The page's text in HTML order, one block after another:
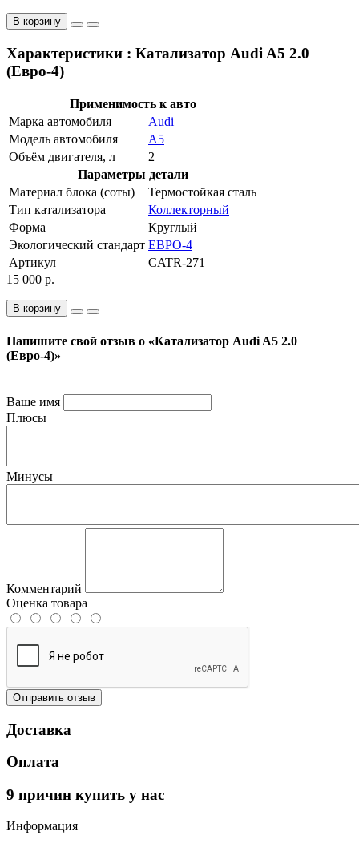
В корзину
Характеристики : Катализатор Audi A5 2.0
(Евро-4)
Применимость к авто
Марка автомобиля
Audi
Модель автомобиля
A5
Объём двигателя, л
2
Параметры детали
Материал блока (соты)
Термостойкая сталь
Тип катализатора
Коллекторный
Форма
Круглый
Экологический стандарт ЕВРО-4
Артикул
CATR-271
15 000 р.
В корзину
Напишите свой отзыв о «Катализатор Audi A5 2.0
(Евро-4)»
Ваше имя
Плюсы
Минусы
Комментарий
Оценка товара
Отправить отзыв
Доставка
Оплата
9 причин купить у нас
Информация